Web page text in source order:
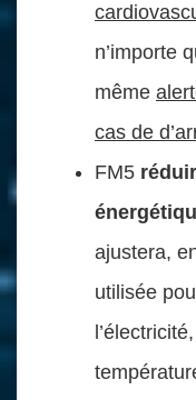
n’importe
même
cas de
FM5
ajustera,
utilisée